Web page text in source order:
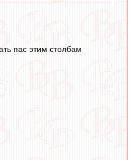
пас этим столбам